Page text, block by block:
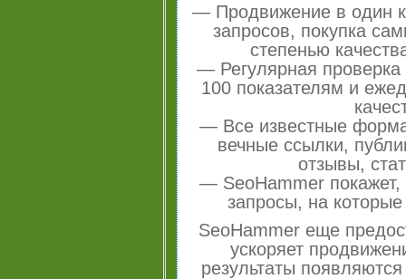
— Продвижение в один
запросов, покупка
степенью
— Регулярная проверка
100 показателям и
— Все известные
вечные ссылки,
отзывы,
— SeoHammer покажет,
запросы, на
SeoHammer еще
ускоряет
результаты